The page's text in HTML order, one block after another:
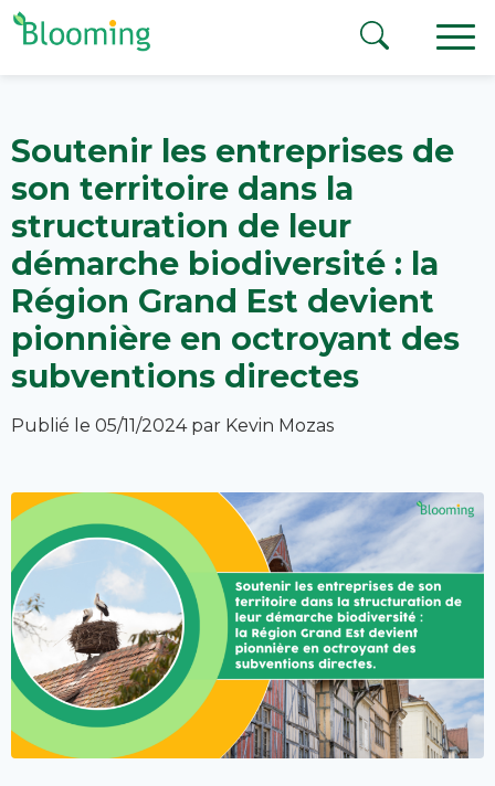
Aller au contenu
Soutenir les entreprises de
son territoire dans la
structuration de leur
démarche biodiversité : la
Région Grand Est devient
pionnière en octroyant des
subventions directes
Publié le 05/11/2024 par Kevin Mozas